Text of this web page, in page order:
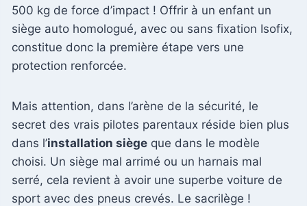
500 kg de force d’impact ! Offrir à un enfant un
siège auto homologué, avec ou sans fixation Isofix,
constitue donc la première étape vers une
protection renforcée.
Mais attention, dans l’arène de la sécurité, le
secret des vrais pilotes parentaux réside bien plus
dans l’installation siège que dans le modèle
choisi. Un siège mal arrimé ou un harnais mal
serré, cela revient à avoir une superbe voiture de
sport avec des pneus crevés. Le sacrilège !